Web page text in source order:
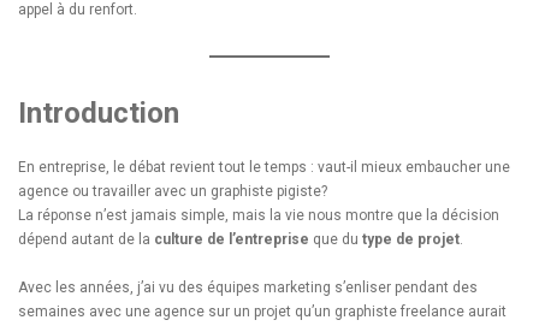
appel à du renfort.
Introduction
En entreprise, le débat revient tout le temps : vaut-il mieux embaucher une
agence ou travailler avec un graphiste pigiste?
La réponse n’est jamais simple, mais la vie nous montre que la décision
dépend autant de la culture de l’entreprise que du type de projet.
Avec les années, j’ai vu des équipes marketing s’enliser pendant des
semaines avec une agence sur un projet qu’un graphiste freelance aurait